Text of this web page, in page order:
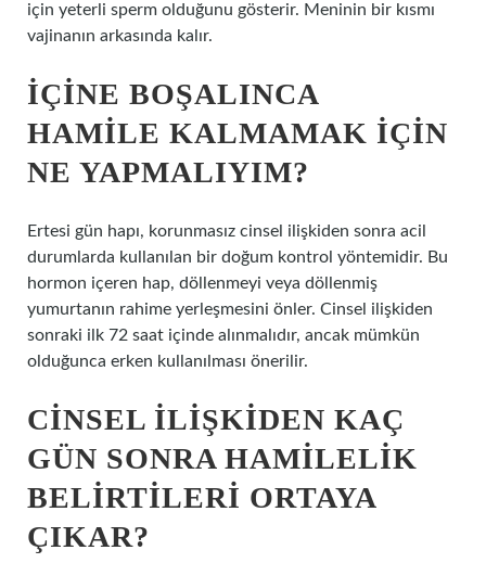
için yeterli sperm olduğunu gösterir. Meninin bir kısmı
vajinanın arkasında kalır.
İÇINE BOŞALINCA
HAMILE KALMAMAK IÇIN
NE YAPMALIYIM?
Ertesi gün hapı, korunmasız cinsel ilişkiden sonra acil
durumlarda kullanılan bir doğum kontrol yöntemidir. Bu
hormon içeren hap, döllenmeyi veya döllenmiş
yumurtanın rahime yerleşmesini önler. Cinsel ilişkiden
sonraki ilk 72 saat içinde alınmalıdır, ancak mümkün
olduğunca erken kullanılması önerilir.
CINSEL ILIŞKIDEN KAÇ
GÜN SONRA HAMILELIK
BELIRTILERI ORTAYA
ÇIKAR?